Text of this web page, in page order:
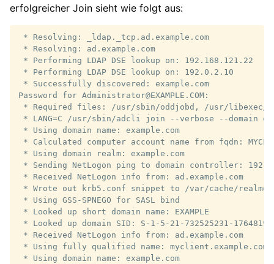
erfolgreicher Join sieht wie folgt aus:
* Resolving: _ldap._tcp.ad.example.com
* Resolving: ad.example.com
* Performing LDAP DSE lookup on: 192.168.121.22
* Performing LDAP DSE lookup on: 192.0.2.10
* Successfully discovered: example.com
Password for Administrator@EXAMPLE.COM:
* Required files: /usr/sbin/oddjobd, /usr/libexec/
* LANG=C /usr/sbin/adcli join --verbose --domain
* Using domain name: example.com
* Calculated computer account name from fqdn:
* Using domain realm: example.com
* Sending NetLogon ping to domain controller:
* Received NetLogon info from: ad.example.com
* Wrote out krb5.conf snippet to /var/cache/realmd/
* Using GSS-SPNEGO for SASL bind
* Looked up short domain name: EXAMPLE
* Looked up domain SID: S-1-5-21-732525231-
* Received NetLogon info from: ad.example.com
* Using fully qualified name: myclient.example.com
* Using domain name: example.com